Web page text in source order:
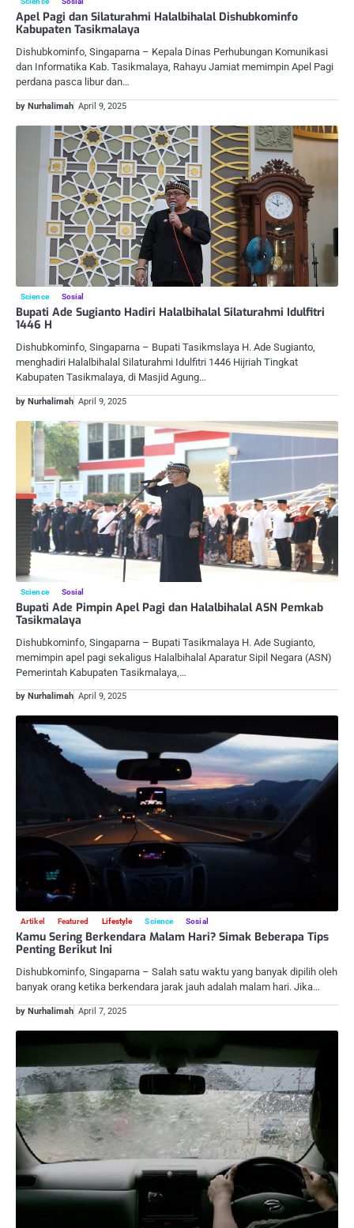
Apel Pagi dan Silaturahmi Halalbihalal Dishubkominfo
Kabupaten Tasikmalaya
Dishubkominfo, Singaparna – Kepala Dinas Perhubungan Komunikasi
dan Informatika Kab. Tasikmalaya, Rahayu Jamiat memimpin Apel Pagi
perdana pasca libur dan…
by Nurhalimah April 9, 2025
Science Sosial
Bupati Ade Sugianto Hadiri Halalbihalal Silaturahmi Idulfitri
1446 H
Dishubkominfo, Singaparna – Bupati Tasikmslaya H. Ade Sugianto,
menghadiri Halalbihalal Silaturahmi Idulfitri 1446 Hijriah Tingkat
Kabupaten Tasikmalaya, di Masjid Agung…
by Nurhalimah April 9, 2025
Science Sosial
Bupati Ade Pimpin Apel Pagi dan Halalbihalal ASN Pemkab
Tasikmalaya
Dishubkominfo, Singaparna – Bupati Tasikmalaya H. Ade Sugianto,
memimpin apel pagi sekaligus Halalbihalal Aparatur Sipil Negara (ASN)
Pemerintah Kabupaten Tasikmalaya,…
by Nurhalimah April 9, 2025
Artikel Featured Lifestyle Science Sosial
Kamu Sering Berkendara Malam Hari? Simak Beberapa Tips
Penting Berikut Ini
Dishubkominfo, Singaparna – Salah satu waktu yang banyak dipilih oleh
banyak orang ketika berkendara jarak jauh adalah malam hari. Jika…
by Nurhalimah April 7, 2025